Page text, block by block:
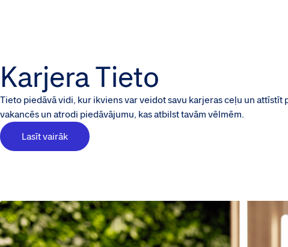
Karjera Tieto
Tieto piedāvā vidi, kur ikviens var veidot savu karjeras ceļu un attīstīt
vakancēs un atrodi piedāvājumu, kas atbilst tavām vēlmēm.
Lasīt vairāk